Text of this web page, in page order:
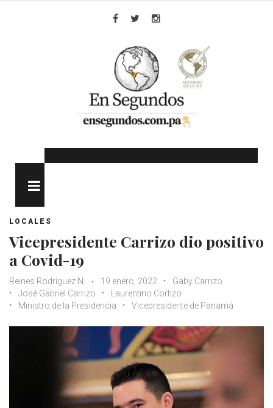
LOCALES
Vicepresidente Carrizo dio positivo
a Covid-19
Reines Rodríguez N. 19 enero, 2022
Gaby Carrizo
José Gabriel Carrizo
Laurentino Cortizo
Ministro de la Presidencia
Vicepresidente de Panamá